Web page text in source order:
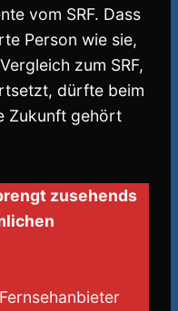
vom SRF. Dass
Person wie sie,
zum SRF,
dürfte beim
Zukunft gehört
zusehends